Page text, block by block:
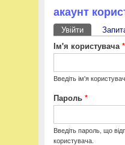
акаунт
Первинні
Увійти(активна
Ім'я користувача*
Введіть ім'я
Пароль *
Введіть пароль, що
користувача.